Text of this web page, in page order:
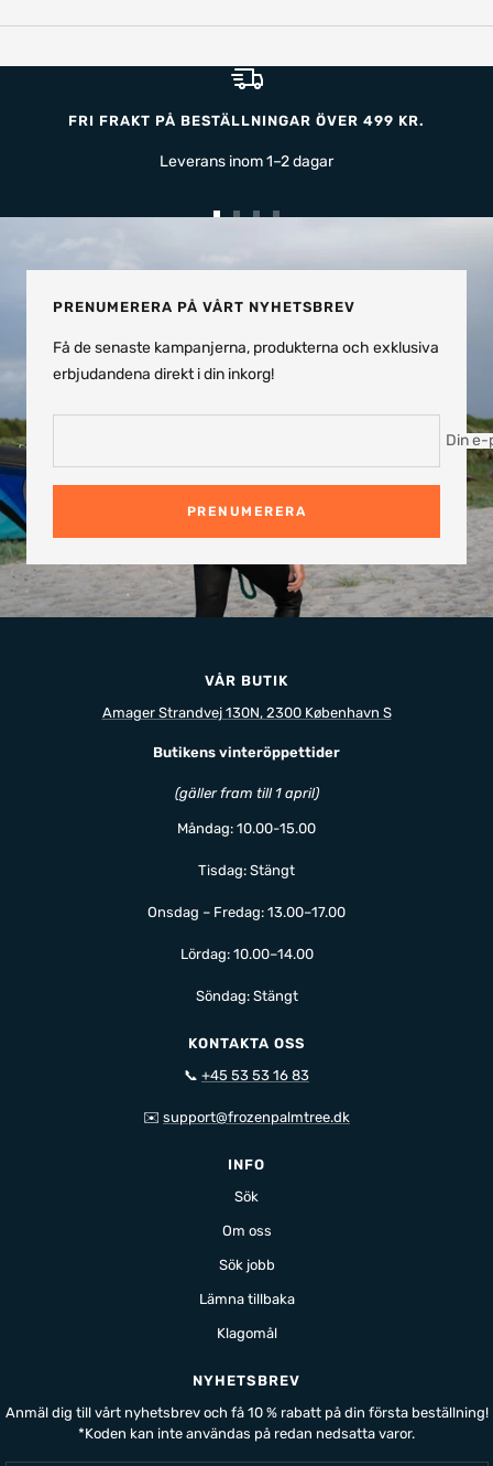
FRI FRAKT PÅ BESTÄLLNINGAR ÖVER 499 KR.
Leverans inom 1–2 dagar
1
2 3 4
PRENUMERERA PÅ VÅRT NYHETSBREV
Få de senaste kampanjerna, produkterna och exklusiva
erbjudandena direkt i din inkorg!
Din e-
PRENUMERERA
VÅR BUTIK
Amager Strandvej 130N, 2300 København S
Butikens vinteröppettider
(gäller fram till 1 april)
Måndag: 10.00-15.00
Tisdag: Stängt
Onsdag – Fredag: 13.00–17.00
Lördag: 10.00–14.00
Söndag: Stängt
KONTAKTA OSS
📞 +45 53 53 16 83
✉️ support@frozenpalmtree.dk
INFO
Sök
Om oss
Sök jobb
Lämna tillbaka
Klagomål
NYHETSBREV
Anmäl dig till vårt nyhetsbrev och få 10 % rabatt på din första beställning!
*Koden kan inte användas på redan nedsatta varor.